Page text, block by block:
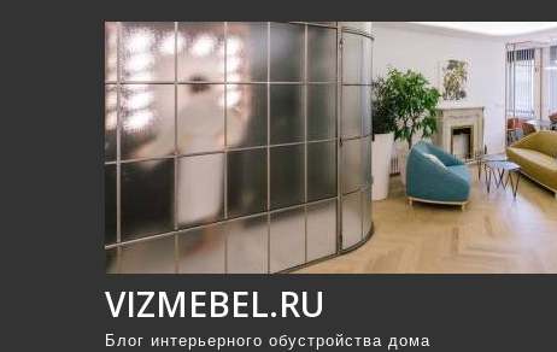
VIZMEBEL.RU
Блог интерьерного обустройства дома